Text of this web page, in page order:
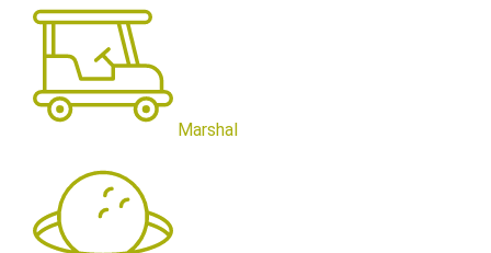
Marshal